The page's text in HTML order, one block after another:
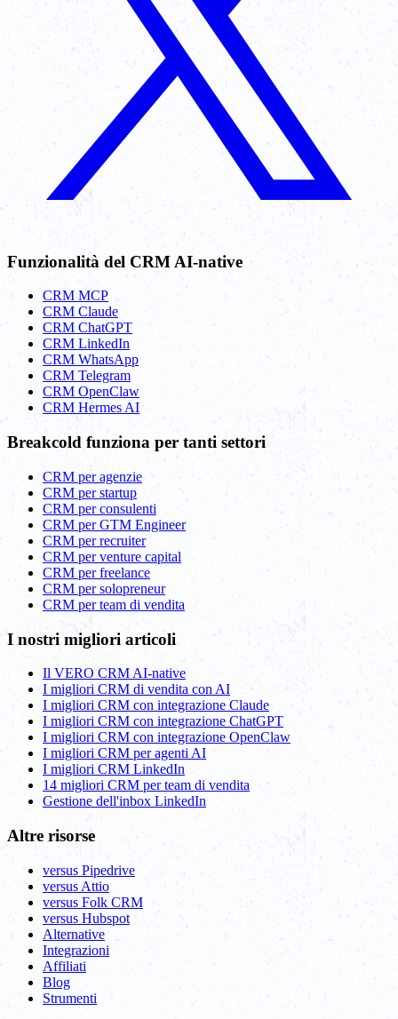
Funzionalità del CRM AI-native
CRM MCP
CRM Claude
CRM ChatGPT
CRM LinkedIn
CRM WhatsApp
CRM Telegram
CRM OpenClaw
CRM Hermes AI
Breakcold funziona per tanti settori
CRM per agenzie
CRM per startup
CRM per consulenti
CRM per GTM Engineer
CRM per recruiter
CRM per venture capital
CRM per freelance
CRM per solopreneur
CRM per team di vendita
I nostri migliori articoli
Il VERO CRM AI-native
I migliori CRM di vendita con AI
I migliori CRM con integrazione Claude
I migliori CRM con integrazione ChatGPT
I migliori CRM con integrazione OpenClaw
I migliori CRM per agenti AI
I migliori CRM LinkedIn
14 migliori CRM per team di vendita
Gestione dell'inbox LinkedIn
Altre risorse
versus Pipedrive
versus Attio
versus Folk CRM
versus Hubspot
Alternative
Integrazioni
Affiliati
Blog
Strumenti